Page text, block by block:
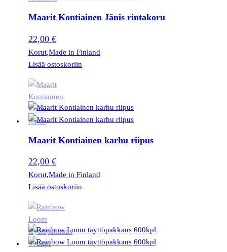
Maarit Kontiainen Jänis rintakoru
22,00 €
Korut,Made in Finland
Lisää ostoskoriin
Maarit Kontiainen karhu riipus
22,00 €
Korut,Made in Finland
Lisää ostoskoriin